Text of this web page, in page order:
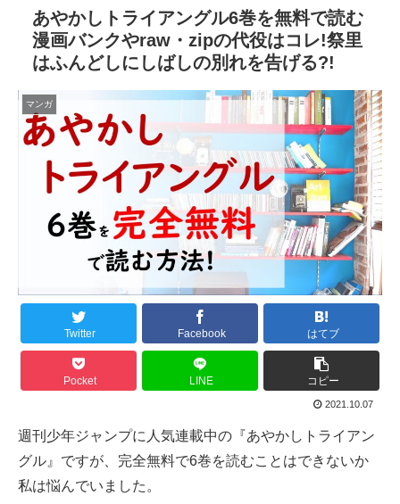
あやかしトライアングル6巻を無料で読む
漫画バンクやraw・zipの代役はコレ!祭里
はふんどしにしばしの別れを告げる?!
マンガ
Twitter Facebook はてブ
Pocket LINE コピー
2021.10.07
週刊少年ジャンプに人気連載中の『あやかしトライアン
グル』ですが、完全無料で6巻を読むことはできないか
私は悩んでいました。